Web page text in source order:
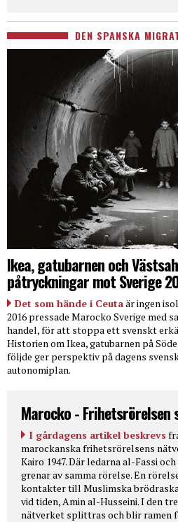
DEN SPANSKA
Ikea, gatubarnen och
påtryckningar mot Sverige
Det som hände i Ceutaär ingen
2016 pressade Marocko Sverige med
handel, för att stoppa ett svenskt
Historien om Ikea, gatubarnen på
följde ger perspektiv på dagens
autonomiplan.
Marocko -
I gårdagens artikel beskrevs
marockanska frihetsrörelsens
Kairo 1947. Där ledarna al-Fassi
grenar av samma rörelse. En
kontakter till Muslimska
vid tiden, Amin al-Husseini. I den
nätverket splittras och blir ramen